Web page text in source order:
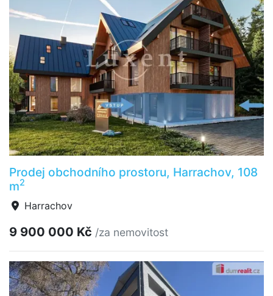
Prodej obchodního prostoru, Harrachov, 108
m2
Harrachov
9 900 000 Kč /za nemovitost